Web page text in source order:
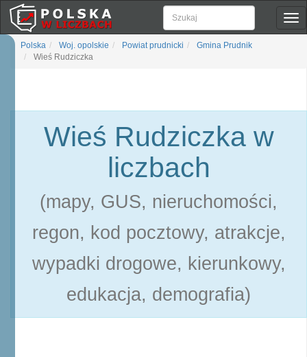
Polska Woj. opolskie Powiat prudnicki
Gmina Prudnik
Wieś Rudziczka
Wieś Rudziczka w
liczbach
(mapy, GUS, nieruchomości,
regon, kod pocztowy, atrakcje,
wypadki drogowe, kierunkowy,
edukacja, demografia)